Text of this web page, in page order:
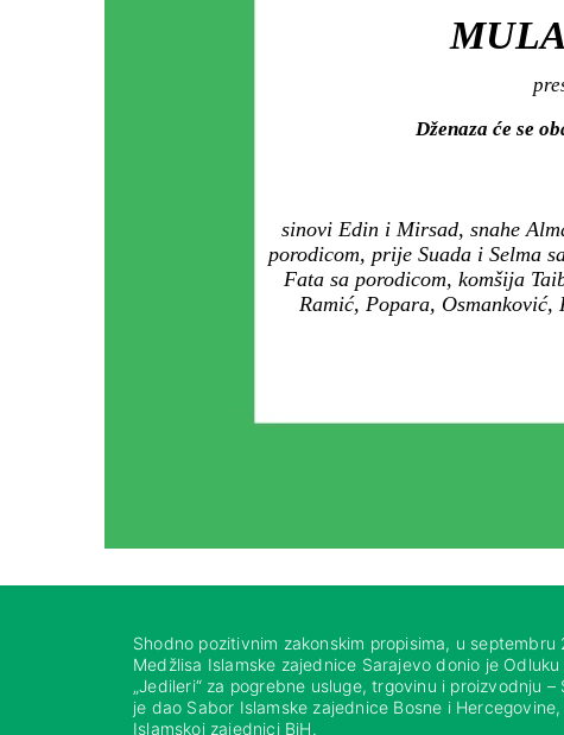
Dženaza će se
sinovi Edin i Mirsad, snahe
porodicom, prije Suada i Selma
Fata sa porodicom, komšija
Ramić, Popara,
Shodno pozitivnim zakonskim propisima, u
Medžlisa Islamske zajednice Sarajevo donio je
„Jedileri“ za pogrebne usluge, trgovinu i proizvodnju
je dao Sabor Islamske zajednice Bosne i
Islamskoj zajednici BiH.